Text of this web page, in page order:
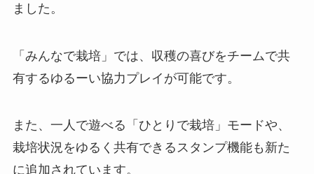
ました。
「みんなで栽培」では、収穫の喜びをチームで共
有するゆるーい協力プレイが可能です。
また、一人で遊べる「ひとりで栽培」モードや、
栽培状況をゆるく共有できるスタンプ機能も新た
に追加されています。